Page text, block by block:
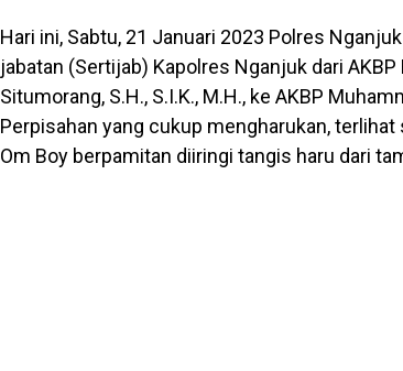
Hari ini, Sabtu, 21 Januari 2023 Polres
jabatan (Sertijab) Kapolres Nganjuk dari
Situmorang, S.H., S.I.K., M.H., ke AKBP
Perpisahan yang cukup mengharukan, terlihat
Om Boy berpamitan diiringi tangis haru dari